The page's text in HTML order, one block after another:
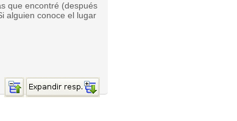
que encontré (después
alguien conoce el lugar